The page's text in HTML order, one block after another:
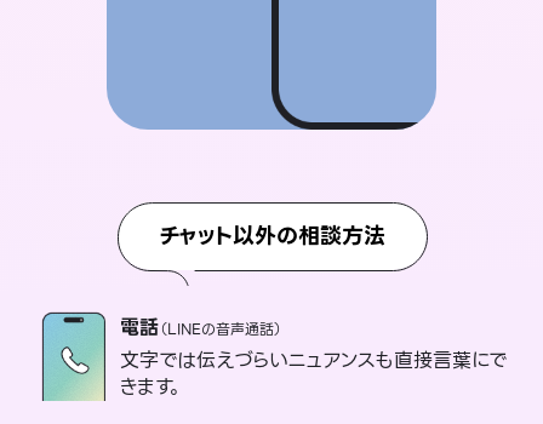
チャット以外の相談方法
電話（LINEの音声通話）
文字では伝えづらいニュアンスも直接言葉にで
きます。